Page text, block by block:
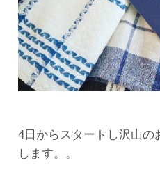
4日からスタートし沢山の
します。。